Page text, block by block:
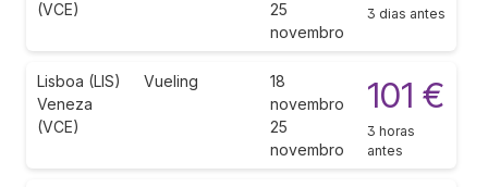
(VCE)
25
novembro
3 dias antes
Lisboa (LIS)
Veneza
(VCE)
Vueling
18
novembro
25
novembro
101 €
3 horas
antes